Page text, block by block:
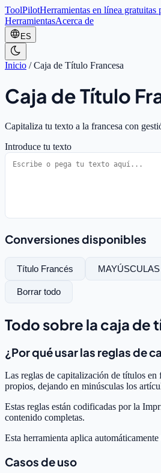
ToolPilotHerramientas en línea gratuitas
HerramientasAcerca de
ES
Inicio /Caja de Título Francesa
Caja de Título
Capitaliza tu texto a la francesa con
Introduce tu texto
Conversiones disponibles
Título Francés MAYÚSCULAS
Borrar todo
Todo sobre la caja de
¿Por qué usar las reglas de
Las reglas de capitalización de títulos
propios, dejando en minúsculas los
Estas reglas están codificadas por la
contenido completas.
Esta herramienta aplica
Casos de uso